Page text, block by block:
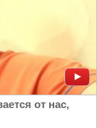
от нас,